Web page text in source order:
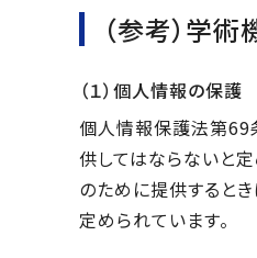
（参考）学
（１）個人情報の保護
個人情報保護法第69
供してはならないと
のために提供すると
定められています。